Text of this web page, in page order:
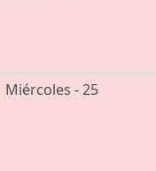
Miércoles - 25